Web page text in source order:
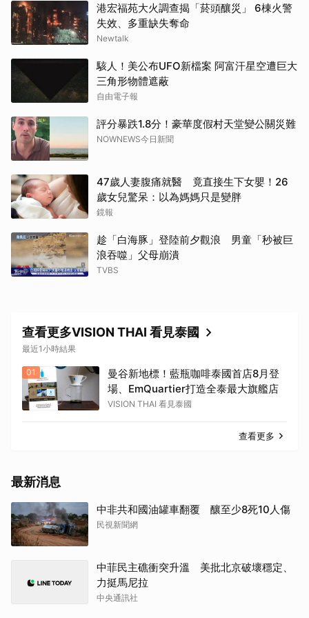
港宏福苑大火調查揭「菸頭釀災」 6棟火警
失效、多重缺失奪命
Newtalk
駭人！美公布UFO新檔案 阿富汗星空遭巨大
三角形物體遮蔽
自由電子報
評分暴跌1.8分！豪華度假村天堂變公關災難
NOWNEWS今日新聞
47歲人妻腹痛就醫 竟直接生下女嬰！26
歲女兒驚呆：以為媽媽只是變胖
鏡報
趁「白海豚」登陸前夕觀浪 男童「秒被巨
浪吞噬」父母崩潰
TVBS
查看更多VISION THAI 看見泰國
最近1小時結果
01
曼谷新地標！藍瓶咖啡泰國首店8月登
場、EmQuartier打造全泰最大旗艦店
VISION THAI 看見泰國
查看更多
最新消息
中非共和國油罐車翻覆 釀至少8死10人傷
民視新聞網
中菲民主礁衝突升溫 美批北京破壞穩定、
力挺馬尼拉
中央通訊社